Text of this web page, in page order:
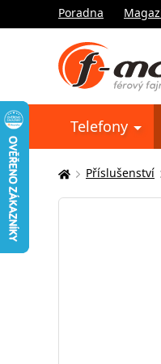
Poradna
Telefony
Zde
se
Příslušenství